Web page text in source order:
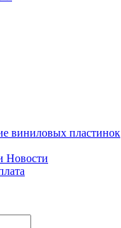
виниловых пластинок
Новости